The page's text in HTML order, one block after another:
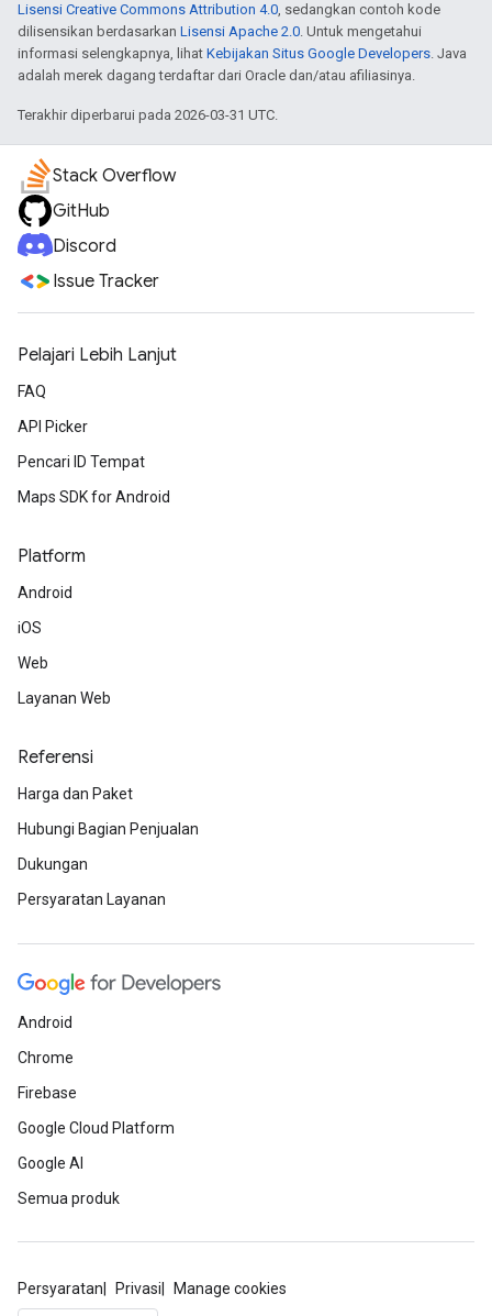
Lisensi Creative Commons Attribution 4.0, sedangkan contoh kode
dilisensikan berdasarkan Lisensi Apache 2.0. Untuk mengetahui
informasi selengkapnya, lihat Kebijakan Situs Google Developers. Java
adalah merek dagang terdaftar dari Oracle dan/atau afiliasinya.
Terakhir diperbarui pada 2026-03-31 UTC.
Stack Overflow
GitHub
Discord
Issue Tracker
Pelajari Lebih Lanjut
FAQ
API Picker
Pencari ID Tempat
Maps SDK for Android
Platform
Android
iOS
Web
Layanan Web
Referensi
Harga dan Paket
Hubungi Bagian Penjualan
Dukungan
Persyaratan Layanan
Android
Chrome
Firebase
Google Cloud Platform
Google AI
Semua produk
Persyaratan Privasi Manage cookies